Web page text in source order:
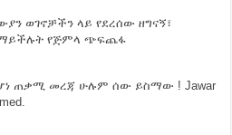
ወገኖቻችን ላይ የደረሰው ዘግናኝ፣
የጅምላ ጭፍጨፋ
ጠቃሚ መረጃ ሁሉም ሰው ይስማው ! Jawar